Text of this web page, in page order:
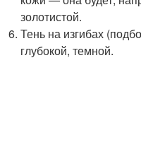
золотистой.
Тень на изгибах
глубокой, темной.